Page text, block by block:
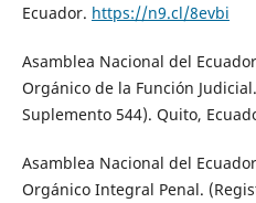
Ecuador. https://n9.cl/8evbi
Asamblea Nacional del
Orgánico de la Función
Suplemento 544). Quito,
Asamblea Nacional del
Orgánico Integral Penal.